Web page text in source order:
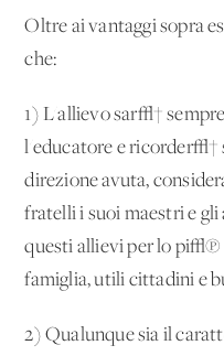
Oltre ai vantaggi sopra
che:
1) L'allievo sar√†
l'educatore e ricorder√†
direzione avuta,
fratelli i suoi maestri e
questi allievi per lo pi√π
famiglia, utili cittadini e
2) Qualunque sia il